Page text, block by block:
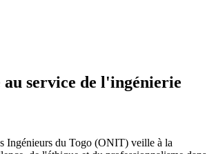
service de l'ingénierie
Ingénieurs du Togo (ONIT) veille à la